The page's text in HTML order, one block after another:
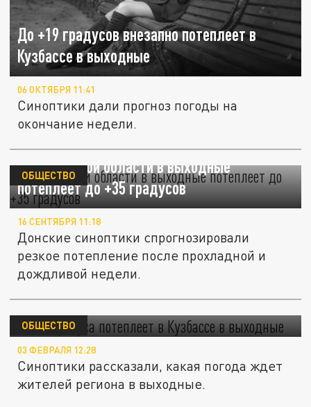
До +19 градусов внезапно потеплеет в
Кузбассе в выходные
06 ОКТЯБРЯ 11:41
Синоптики дали прогноз погоды на
окончание недели.
В Ростовской области в выходные
потеплеет до +35 градусов
ОБЩЕСТВО
16 СЕНТЯБРЯ 11:18
Донские синоптики спрогнозировали
резкое потепление после прохладной и
дождливой недели.
До -1 градуса потеплеет в Кузбассе в
выходные
ОБЩЕСТВО
03 ФЕВРАЛЯ 12:28
Синоптики рассказали, какая погода ждет
жителей региона в выходные.